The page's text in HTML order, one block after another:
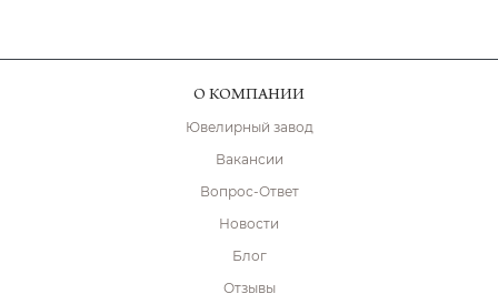
О КОМПАНИИ
Ювелирный завод
Вакансии
Вопрос-Ответ
Новости
Блог
Отзывы